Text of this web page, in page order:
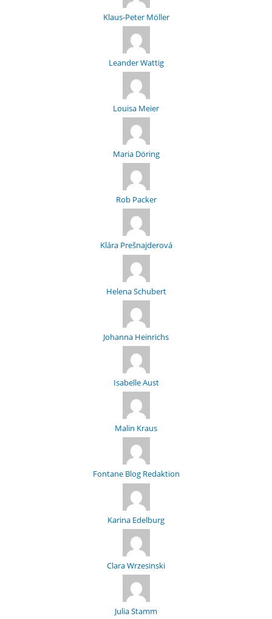
Klaus-Peter Möller
Leander Wattig
Louisa Meier
Maria Döring
Rob Packer
Klára Prešnajderová
Helena Schubert
Johanna Heinrichs
Isabelle Aust
Malin Kraus
Fontane Blog Redaktion
Karina Edelburg
Clara Wrzesinski
Julia Stamm